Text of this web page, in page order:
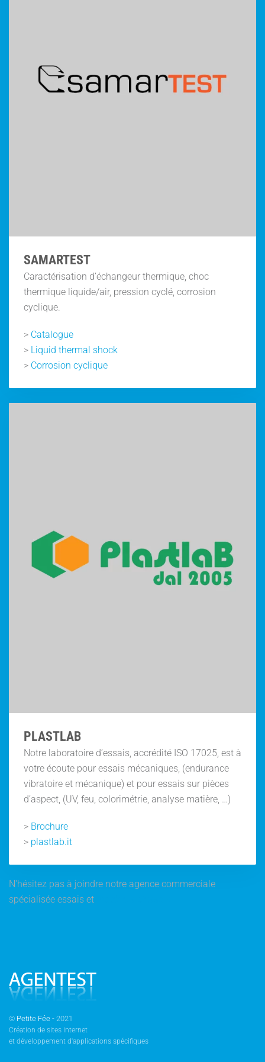
SAMARTEST
Caractérisation d’échangeur thermique, choc
thermique liquide/air, pression cyclé, corrosion
cyclique.
> Catalogue
> Liquid thermal shock
> Corrosion cyclique
PLASTLAB
Notre laboratoire d’essais, accrédité ISO 17025, est à
votre écoute pour essais mécaniques, (endurance
vibratoire et mécanique) et pour essais sur pièces
d’aspect, (UV, feu, colorimétrie, analyse matière, …)
> Brochure
> plastlab.it
N'hésitez pas à joindre notre agence commerciale
spécialisée essais et
© Petite Fée - 2021
Création de sites internet
et développement d'applications spécifiques